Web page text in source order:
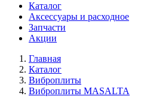
Каталог
Аксессуары и расходное
Запчасти
Акции
Главная
Каталог
Виброплиты
Виброплиты MASALTA